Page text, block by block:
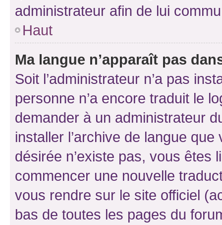
administrateur afin de lui
Haut
Ma langue n’apparaît pas
Soit l’administrateur n’a pas
personne n’a encore traduit le
demander à un administrateur
installer l’archive de langue
désirée n’existe pas, vous êtes
commencer une nouvelle
vous rendre sur le site officiel
bas de toutes les pages du